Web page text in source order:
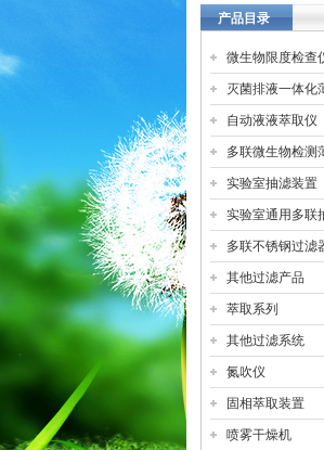
产品目录
微生物限度检查
灭菌排液一体化
自动液液萃取仪
多联微生物检测
实验室抽滤装置
实验室通用多联
多联不锈钢过滤
其他过滤产品
萃取系列
其他过滤系统
氮吹仪
固相萃取装置
喷雾干燥机